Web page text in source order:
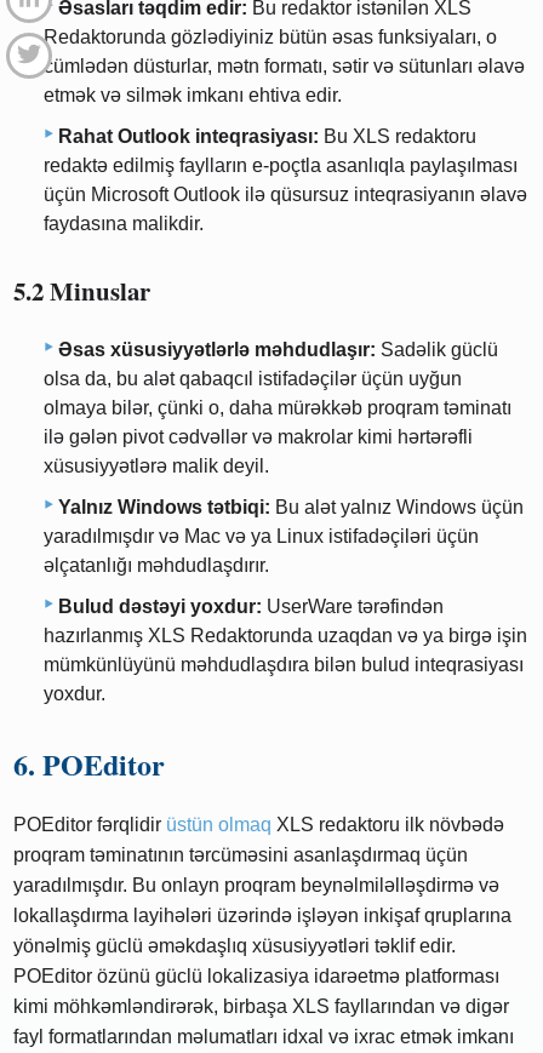
Əsasları təqdim edir: Bu redaktor istənilən XLS
Redaktorunda gözlədiyiniz bütün əsas funksiyaları, o
cümlədən düsturlar, mətn formatı, sətir və sütunları əlavə
etmək və silmək imkanı ehtiva edir.
Rahat Outlook inteqrasiyası: Bu XLS redaktoru
redaktə edilmiş faylların e-poçtla asanlıqla paylaşılması
üçün Microsoft Outlook ilə qüsursuz inteqrasiyanın əlavə
faydasına malikdir.
5.2 Minuslar
Əsas xüsusiyyətlərlə məhdudlaşır: Sadəlik güclü
olsa da, bu alət qabaqcıl istifadəçilər üçün uyğun
olmaya bilər, çünki o, daha mürəkkəb proqram təminatı
ilə gələn pivot cədvəllər və makrolar kimi hərtərəfli
xüsusiyyətlərə malik deyil.
Yalnız Windows tətbiqi: Bu alət yalnız Windows üçün
yaradılmışdır və Mac və ya Linux istifadəçiləri üçün
əlçatanlığı məhdudlaşdırır.
Bulud dəstəyi yoxdur: UserWare tərəfindən
hazırlanmış XLS Redaktorunda uzaqdan və ya birgə işin
mümkünlüyünü məhdudlaşdıra bilən bulud inteqrasiyası
yoxdur.
6. POEditor
POEditor fərqlidir üstün olmaq XLS redaktoru ilk növbədə
proqram təminatının tərcüməsini asanlaşdırmaq üçün
yaradılmışdır. Bu onlayn proqram beynəlmiləlləşdirmə və
lokallaşdırma layihələri üzərində işləyən inkişaf qruplarına
yönəlmiş güclü əməkdaşlıq xüsusiyyətləri təklif edir.
POEditor özünü güclü lokalizasiya idarəetmə platforması
kimi möhkəmləndirərək, birbaşa XLS fayllarından və digər
fayl formatlarından məlumatları idxal və ixrac etmək imkanı